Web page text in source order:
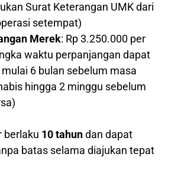
Surat Keterangan UMK dari
setempat)
Merek: Rp 3.250.000 per
waktu perpanjangan dapat
6 bulan sebelum masa
hingga 2 minggu sebelum
berlaku 10 tahundan dapat
batas selama diajukan tepat